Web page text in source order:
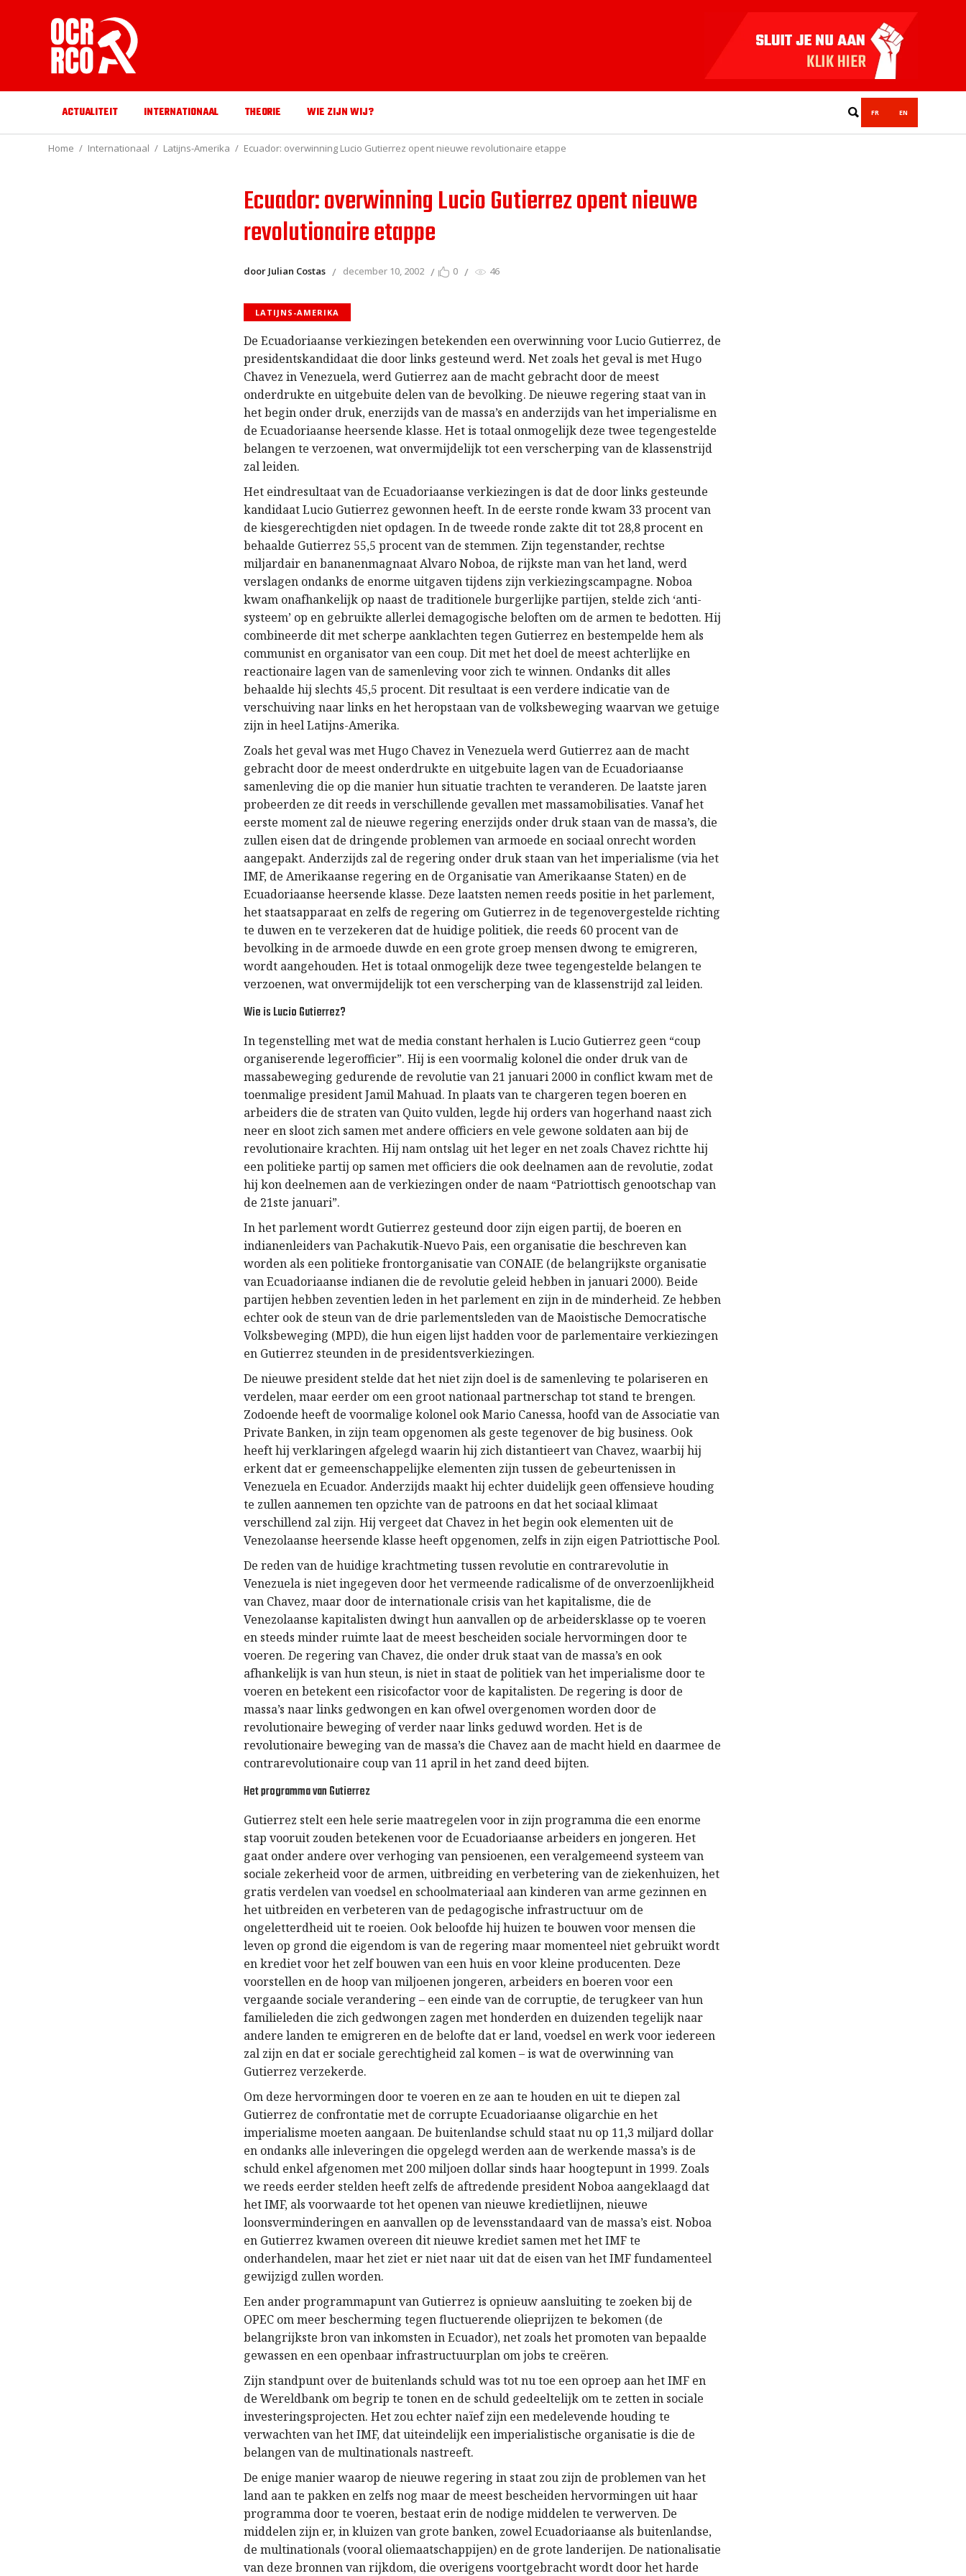
ACTUALITEIT INTERNATIONAAL THEORIE WIE ZIJN WIJ? FR EN
Home Internationaal Latijns-Amerika Ecuador: overwinning Lucio Gutierrez opent nieuwe revolutionaire etappe
Ecuador: overwinning Lucio Gutierrez opent nieuwe
revolutionaire etappe
door Julian Costas december 10, 2002 0 46
LATIJNS-AMERIKA
De Ecuadoriaanse verkiezingen betekenden een overwinning voor Lucio Gutierrez, de
presidentskandidaat die door links gesteund werd. Net zoals het geval is met Hugo
Chavez in Venezuela, werd Gutierrez aan de macht gebracht door de meest
onderdrukte en uitgebuite delen van de bevolking. De nieuwe regering staat van in
het begin onder druk, enerzijds van de massa’s en anderzijds van het imperialisme en
de Ecuadoriaanse heersende klasse. Het is totaal onmogelijk deze twee tegengestelde
belangen te verzoenen, wat onvermijdelijk tot een verscherping van de klassenstrijd
zal leiden.
Het eindresultaat van de Ecuadoriaanse verkiezingen is dat de door links gesteunde
kandidaat Lucio Gutierrez gewonnen heeft. In de eerste ronde kwam 33 procent van
de kiesgerechtigden niet opdagen. In de tweede ronde zakte dit tot 28,8 procent en
behaalde Gutierrez 55,5 procent van de stemmen. Zijn tegenstander, rechtse
miljardair en bananenmagnaat Alvaro Noboa, de rijkste man van het land, werd
verslagen ondanks de enorme uitgaven tijdens zijn verkiezingscampagne. Noboa
kwam onafhankelijk op naast de traditionele burgerlijke partijen, stelde zich ‘anti-
systeem’ op en gebruikte allerlei demagogische beloften om de armen te bedotten. Hij
combineerde dit met scherpe aanklachten tegen Gutierrez en bestempelde hem als
communist en organisator van een coup. Dit met het doel de meest achterlijke en
reactionaire lagen van de samenleving voor zich te winnen. Ondanks dit alles
behaalde hij slechts 45,5 procent. Dit resultaat is een verdere indicatie van de
verschuiving naar links en het heropstaan van de volksbeweging waarvan we getuige
zijn in heel Latijns-Amerika.
Zoals het geval was met Hugo Chavez in Venezuela werd Gutierrez aan de macht
gebracht door de meest onderdrukte en uitgebuite lagen van de Ecuadoriaanse
samenleving die op die manier hun situatie trachten te veranderen. De laatste jaren
probeerden ze dit reeds in verschillende gevallen met massamobilisaties. Vanaf het
eerste moment zal de nieuwe regering enerzijds onder druk staan van de massa’s, die
zullen eisen dat de dringende problemen van armoede en sociaal onrecht worden
aangepakt. Anderzijds zal de regering onder druk staan van het imperialisme (via het
IMF, de Amerikaanse regering en de Organisatie van Amerikaanse Staten) en de
Ecuadoriaanse heersende klasse. Deze laatsten nemen reeds positie in het parlement,
het staatsapparaat en zelfs de regering om Gutierrez in de tegenovergestelde richting
te duwen en te verzekeren dat de huidige politiek, die reeds 60 procent van de
bevolking in de armoede duwde en een grote groep mensen dwong te emigreren,
wordt aangehouden. Het is totaal onmogelijk deze twee tegengestelde belangen te
verzoenen, wat onvermijdelijk tot een verscherping van de klassenstrijd zal leiden.
Wie is Lucio Gutierrez?
In tegenstelling met wat de media constant herhalen is Lucio Gutierrez geen “coup
organiserende legerofficier”. Hij is een voormalig kolonel die onder druk van de
massabeweging gedurende de revolutie van 21 januari 2000 in conflict kwam met de
toenmalige president Jamil Mahuad. In plaats van te chargeren tegen boeren en
arbeiders die de straten van Quito vulden, legde hij orders van hogerhand naast zich
neer en sloot zich samen met andere officiers en vele gewone soldaten aan bij de
revolutionaire krachten. Hij nam ontslag uit het leger en net zoals Chavez richtte hij
een politieke partij op samen met officiers die ook deelnamen aan de revolutie, zodat
hij kon deelnemen aan de verkiezingen onder de naam “Patriottisch genootschap van
de 21ste januari”.
In het parlement wordt Gutierrez gesteund door zijn eigen partij, de boeren en
indianenleiders van Pachakutik-Nuevo Pais, een organisatie die beschreven kan
worden als een politieke frontorganisatie van CONAIE (de belangrijkste organisatie
van Ecuadoriaanse indianen die de revolutie geleid hebben in januari 2000). Beide
partijen hebben zeventien leden in het parlement en zijn in de minderheid. Ze hebben
echter ook de steun van de drie parlementsleden van de Maoistische Democratische
Volksbeweging (MPD), die hun eigen lijst hadden voor de parlementaire verkiezingen
en Gutierrez steunden in de presidentsverkiezingen.
De nieuwe president stelde dat het niet zijn doel is de samenleving te polariseren en
verdelen, maar eerder om een groot nationaal partnerschap tot stand te brengen.
Zodoende heeft de voormalige kolonel ook Mario Canessa, hoofd van de Associatie van
Private Banken, in zijn team opgenomen als geste tegenover de big business. Ook
heeft hij verklaringen afgelegd waarin hij zich distantieert van Chavez, waarbij hij
erkent dat er gemeenschappelijke elementen zijn tussen de gebeurtenissen in
Venezuela en Ecuador. Anderzijds maakt hij echter duidelijk geen offensieve houding
te zullen aannemen ten opzichte van de patroons en dat het sociaal klimaat
verschillend zal zijn. Hij vergeet dat Chavez in het begin ook elementen uit de
Venezolaanse heersende klasse heeft opgenomen, zelfs in zijn eigen Patriottische Pool.
De reden van de huidige krachtmeting tussen revolutie en contrarevolutie in
Venezuela is niet ingegeven door het vermeende radicalisme of de onverzoenlijkheid
van Chavez, maar door de internationale crisis van het kapitalisme, die de
Venezolaanse kapitalisten dwingt hun aanvallen op de arbeidersklasse op te voeren
en steeds minder ruimte laat de meest bescheiden sociale hervormingen door te
voeren. De regering van Chavez, die onder druk staat van de massa’s en ook
afhankelijk is van hun steun, is niet in staat de politiek van het imperialisme door te
voeren en betekent een risicofactor voor de kapitalisten. De regering is door de
massa’s naar links gedwongen en kan ofwel overgenomen worden door de
revolutionaire beweging of verder naar links geduwd worden. Het is de
revolutionaire beweging van de massa’s die Chavez aan de macht hield en daarmee de
contrarevolutionaire coup van 11 april in het zand deed bijten.
Het programma van Gutierrez
Gutierrez stelt een hele serie maatregelen voor in zijn programma die een enorme
stap vooruit zouden betekenen voor de Ecuadoriaanse arbeiders en jongeren. Het
gaat onder andere over verhoging van pensioenen, een veralgemeend systeem van
sociale zekerheid voor de armen, uitbreiding en verbetering van de ziekenhuizen, het
gratis verdelen van voedsel en schoolmateriaal aan kinderen van arme gezinnen en
het uitbreiden en verbeteren van de pedagogische infrastructuur om de
ongeletterdheid uit te roeien. Ook beloofde hij huizen te bouwen voor mensen die
leven op grond die eigendom is van de regering maar momenteel niet gebruikt wordt
en krediet voor het zelf bouwen van een huis en voor kleine producenten. Deze
voorstellen en de hoop van miljoenen jongeren, arbeiders en boeren voor een
vergaande sociale verandering – een einde van de corruptie, de terugkeer van hun
familieleden die zich gedwongen zagen met honderden en duizenden tegelijk naar
andere landen te emigreren en de belofte dat er land, voedsel en werk voor iedereen
zal zijn en dat er sociale gerechtigheid zal komen – is wat de overwinning van
Gutierrez verzekerde.
Om deze hervormingen door te voeren en ze aan te houden en uit te diepen zal
Gutierrez de confrontatie met de corrupte Ecuadoriaanse oligarchie en het
imperialisme moeten aangaan. De buitenlandse schuld staat nu op 11,3 miljard dollar
en ondanks alle inleveringen die opgelegd werden aan de werkende massa’s is de
schuld enkel afgenomen met 200 miljoen dollar sinds haar hoogtepunt in 1999. Zoals
we reeds eerder stelden heeft zelfs de aftredende president Noboa aangeklaagd dat
het IMF, als voorwaarde tot het openen van nieuwe kredietlijnen, nieuwe
loonsverminderingen en aanvallen op de levensstandaard van de massa’s eist. Noboa
en Gutierrez kwamen overeen dit nieuwe krediet samen met het IMF te
onderhandelen, maar het ziet er niet naar uit dat de eisen van het IMF fundamenteel
gewijzigd zullen worden.
Een ander programmapunt van Gutierrez is opnieuw aansluiting te zoeken bij de
OPEC om meer bescherming tegen fluctuerende olieprijzen te bekomen (de
belangrijkste bron van inkomsten in Ecuador), net zoals het promoten van bepaalde
gewassen en een openbaar infrastructuurplan om jobs te creëren.
Zijn standpunt over de buitenlands schuld was tot nu toe een oproep aan het IMF en
de Wereldbank om begrip te tonen en de schuld gedeeltelijk om te zetten in sociale
investeringsprojecten. Het zou echter naïef zijn een medelevende houding te
verwachten van het IMF, dat uiteindelijk een imperialistische organisatie is die de
belangen van de multinationals nastreeft.
De enige manier waarop de nieuwe regering in staat zou zijn de problemen van het
land aan te pakken en zelfs nog maar de meest bescheiden hervormingen uit haar
programma door te voeren, bestaat erin de nodige middelen te verwerven. De
middelen zijn er, in kluizen van grote banken, zowel Ecuadoriaanse als buitenlandse,
de multinationals (vooral oliemaatschappijen) en de grote landerijen. De nationalisatie
van deze bronnen van rijkdom, die overigens voortgebracht wordt door het harde